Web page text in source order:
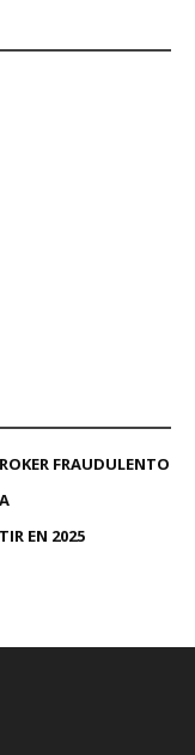
FRAUDULENTO
EN 2025